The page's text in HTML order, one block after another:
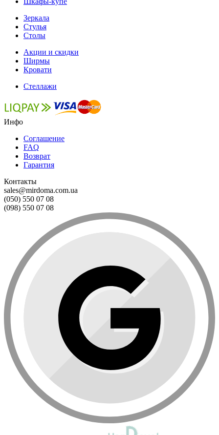
Зеркала
Стулья
Столы
Акции и скидки
Ширмы
Кровати
Стеллажи
Инфо
Соглашение
FAQ
Возврат
Гарантия
Контакты
sales@mirdoma.com.ua
(050) 550 07 08
(098) 550 07 08